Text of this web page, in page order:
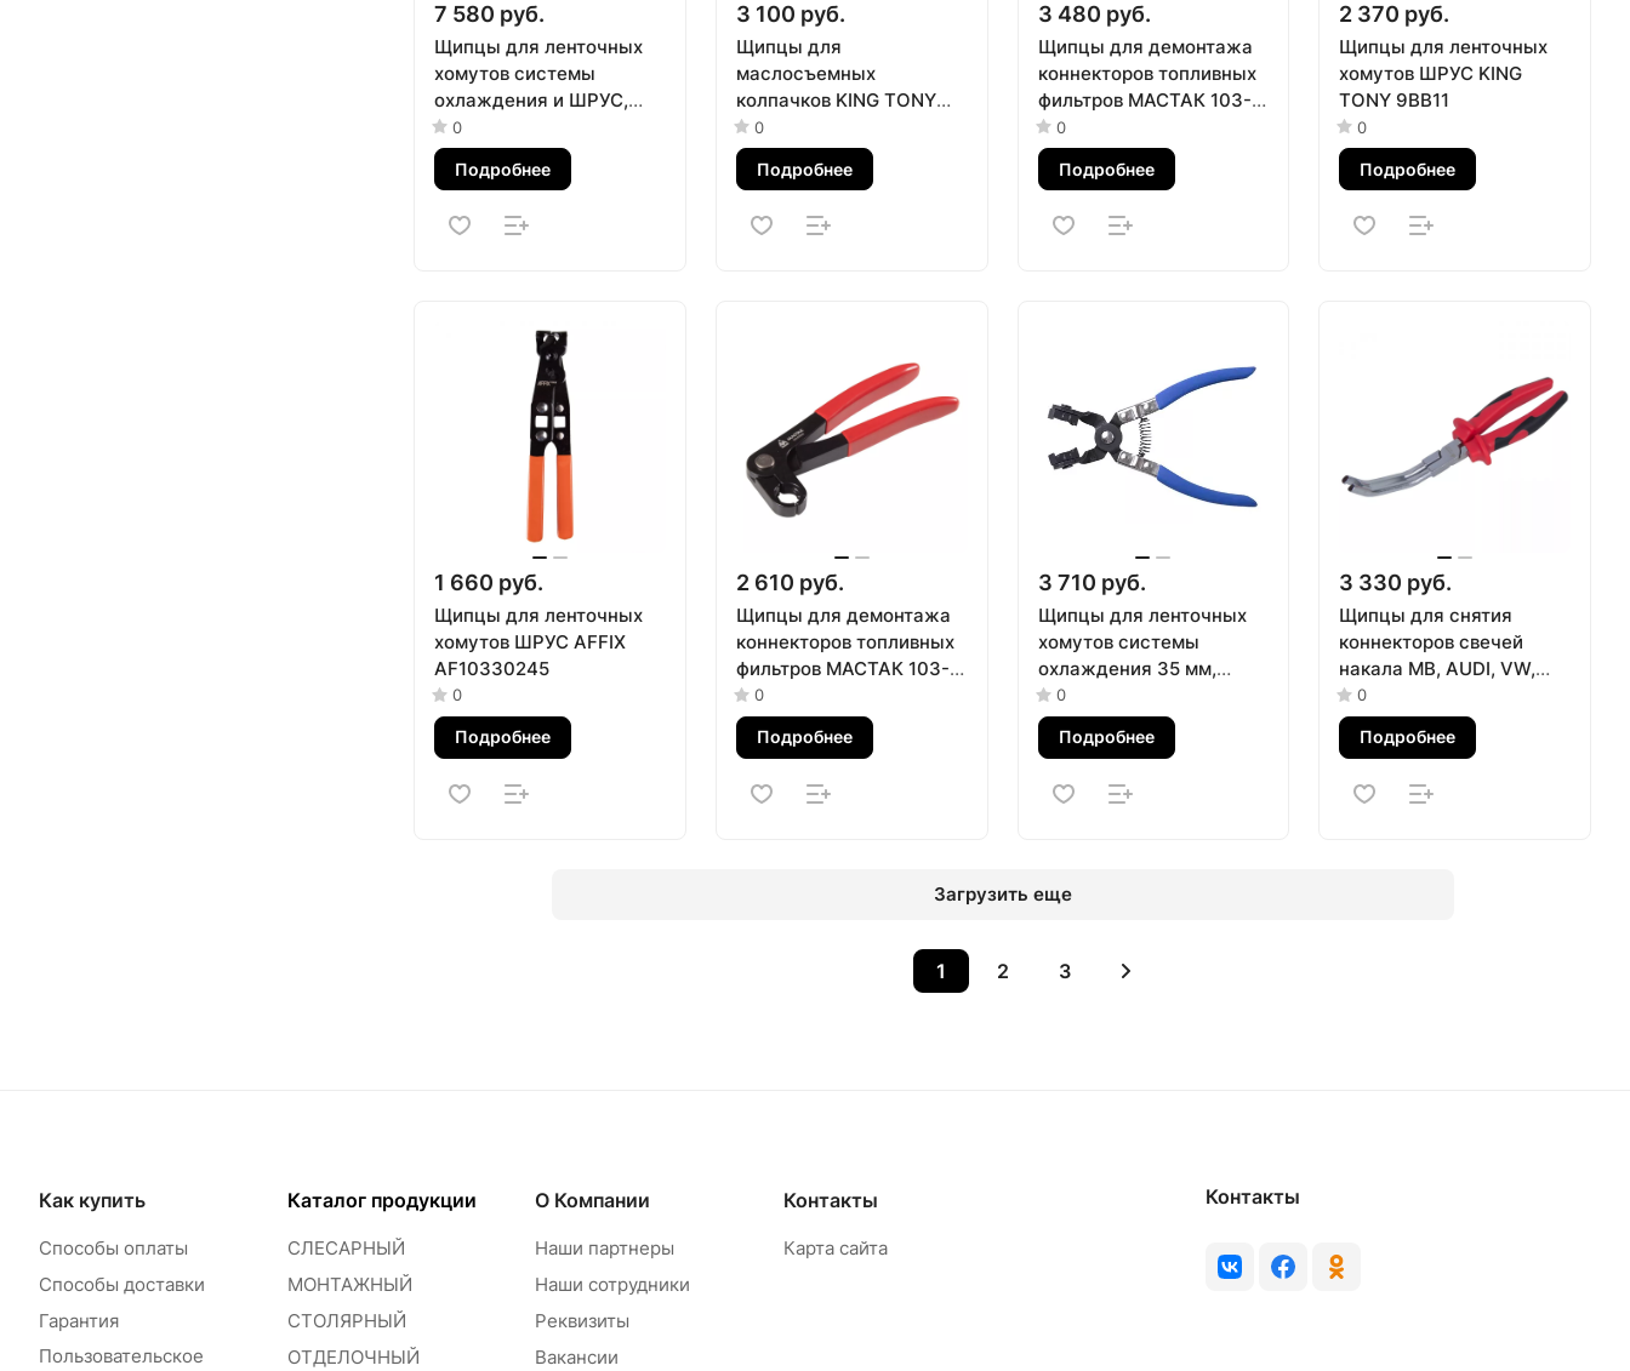
7 580 руб.
Щипцы для ленточных
хомутов системы
охлаждения и ШРУС,
усиленные МАСТАК 103-
30002
0
Подробнее
3 100 руб.
Щипцы для
маслосъемных
колпачков KING TONY
9AD11
0
Подробнее
3 480 руб.
Щипцы для демонтажа
коннекторов топливных
фильтров МАСТАК 103-
53001
0
Подробнее
2 370 руб.
Щипцы для ленточных
хомутов ШРУС KING
TONY 9BB11
0
Подробнее
1 660 руб.
Щипцы для ленточных
хомутов ШРУС AFFIX
AF10330245
0
Подробнее
2 610 руб.
Щипцы для демонтажа
коннекторов топливных
фильтров МАСТАК 103-
53002
0
Подробнее
3 710 руб.
Щипцы для ленточных
хомутов системы
охлаждения 35 мм,
вращающиеся губки
KING TONY 9AA25
0
Подробнее
3 330 руб.
Щипцы для снятия
коннекторов свечей
накала MB, AUDI, VW,
BMW, изогнутые
МАСТАК 103-12001
0
Подробнее
Загрузить еще
1 2 3
Как купить
Способы оплаты
Способы доставки
Гарантия
Пользовательское
Каталог продукции
СЛЕСАРНЫЙ
МОНТАЖНЫЙ
СТОЛЯРНЫЙ
ОТДЕЛОЧНЫЙ
О Компании
Наши партнеры
Наши сотрудники
Реквизиты
Вакансии
Контакты
Карта сайта
Контакты